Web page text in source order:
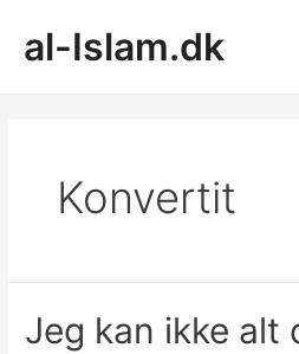
indholdet
al-Islam.dk
Konvertit
Jeg kan ikke alt